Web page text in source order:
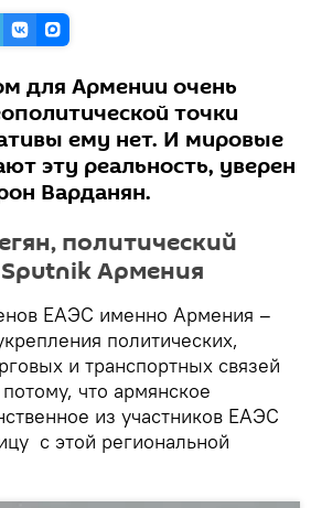
для Армении очень
точки
ему нет. И мировые
эту реальность, уверен
Варданян.
политический
Армения
ЕАЭС именно Армения –
политических,
и транспортных связей
что армянское
из участников ЕАЭС
с этой региональной